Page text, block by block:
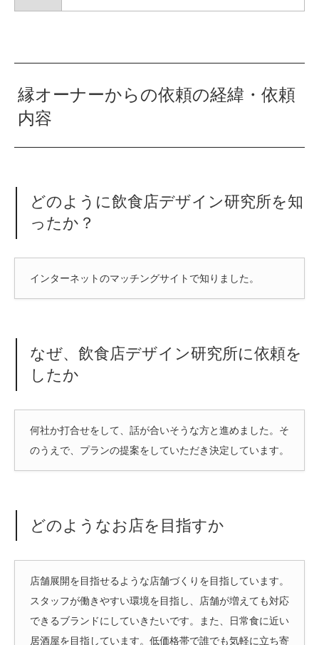
縁オーナーからの依頼の経緯・依頼
内容
どのように飲食店デザイン研究所を知
ったか？
インターネットのマッチングサイトで知りました。
なぜ、飲食店デザイン研究所に依頼を
したか
何社か打合せをして、話が合いそうな方と進めました。そ
のうえで、プランの提案をしていただき決定しています。
どのようなお店を目指すか
店舗展開を目指せるような店舗づくりを目指しています。
スタッフが働きやすい環境を目指し、店舗が増えても対応
できるブランドにしていきたいです。また、日常食に近い
居酒屋を目指しています。低価格帯で誰でも気軽に立ち寄